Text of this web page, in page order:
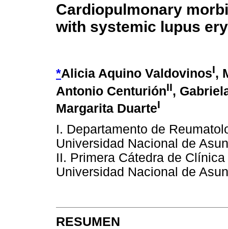
Cardiopulmonary
with systemic lupus
*Alicia Aquino ValdovinosI,
Antonio CenturiónII,
Margarita DuarteI
I. Departamento de
Universidad Nacional de
II. Primera Cátedra de
Universidad Nacional de
RESUMEN